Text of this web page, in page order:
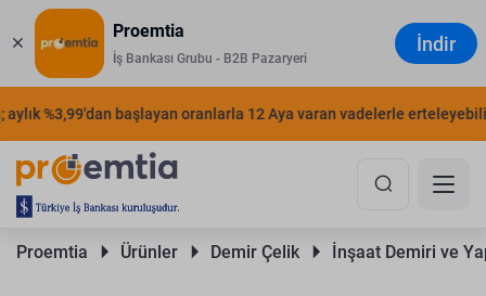
Proemtia
İş Bankası Grubu - B2B Pazaryeri
İndir
%3,99'dan başlayan oranlarla 12 Aya varan vadelerle
Proemtia Ürünler Demir Çelik İnşaat Demiri ve